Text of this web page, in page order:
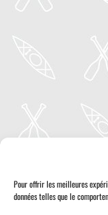
Pour offrir les meilleures
données telles que le